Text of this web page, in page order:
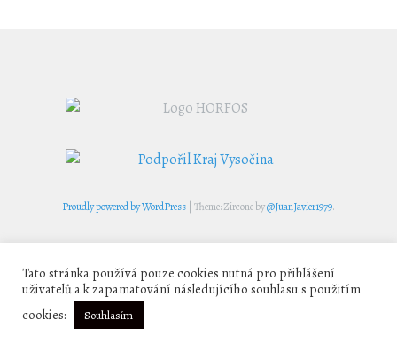
Proudly powered by WordPress | Theme: Zircone by@JuanJavier1979.
Tato stránka používá pouze cookies nutná pro přihlášení
uživatelů a k zapamatování následujícího souhlasu s použitím
cookies:
Souhlasím